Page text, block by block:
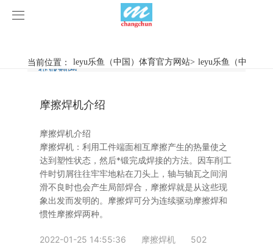
leyu乐鱼（中国）体育官方网站
旋弧焊机
摩擦焊机
惯性摩擦焊机
连续驱动摩擦焊机
产品视频
leyu乐鱼（中国）体育官方网站
行业新闻
企业动态
案例展示
客户案例
荣誉资质
当前位置： leyu乐鱼（中国）体育官方网站> leyu乐鱼（中国）
行业新闻
企业动态
摩擦焊机介绍
摩擦焊机介绍
摩擦焊机：利用工件端面相互摩擦产生的热量使之
达到塑性状态，然后*锻完成焊接的方法。因车削工
件时切屑往往牢牢地粘在刀头上，轴与轴瓦之间润
滑不良时也会产生局部焊合，摩擦焊就是从这些现
象出发而发明的。摩擦焊可分为连续驱动摩擦焊和
惯性摩擦焊两种。
2022-01-25 14:55:36 摩擦焊机 502